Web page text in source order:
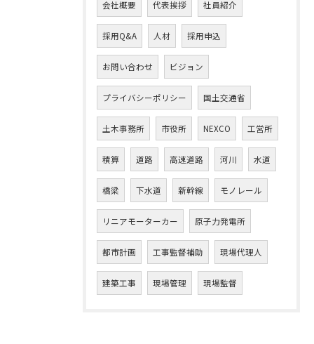
会社概要 代表挨拶 社員紹介
採用Q&A 人材 採用申込
お問い合わせ ビジョン
プライバシーポリシー 国土交通省
土木事務所 市役所 NEXCO 工営所
積算 道路 高速道路 河川 水道
橋梁 下水道 新幹線 モノレール
リニアモーターカー 原子力発電所
都市計画 工事監督補助 現場代理人
建築工事 現場管理 現場監督